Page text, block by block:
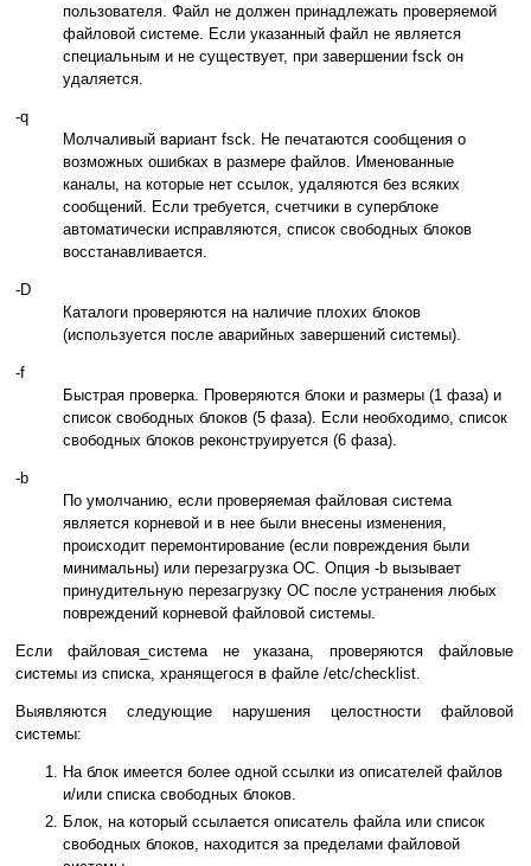
пользователя. Файл не должен принадлежать проверяемой
файловой системе. Если указанный файл не является
специальным и не существует, при завершении fsck он
удаляется.
-q
Молчаливый вариант fsck. Не печатаются сообщения о
возможных ошибках в размере файлов. Именованные
каналы, на которые нет ссылок, удаляются без всяких
сообщений. Если требуется, счетчики в суперблоке
автоматически исправляются, список свободных блоков
восстанавливается.
-D
Каталоги проверяются на наличие плохих блоков
(используется после аварийных завершений системы).
-f
Быстрая проверка. Проверяются блоки и размеры (1 фаза) и
список свободных блоков (5 фаза). Если необходимо, список
свободных блоков реконструируется (6 фаза).
-b
По умолчанию, если проверяемая файловая система
является корневой и в нее были внесены изменения,
происходит перемонтирование (если повреждения были
минимальны) или перезагрузка ОС. Опция -b вызывает
принудительную перезагрузку ОС после устранения любых
повреждений корневой файловой системы.
Если файловая_система не указана, проверяются файловые
системы из списка, хранящегося в файле /etc/checklist.
Выявляются следующие нарушения целостности файловой
системы:
На блок имеется более одной ссылки из описателей файлов
и/или списка свободных блоков.
Блок, на который ссылается описатель файла или список
свободных блоков, находится за пределами файловой